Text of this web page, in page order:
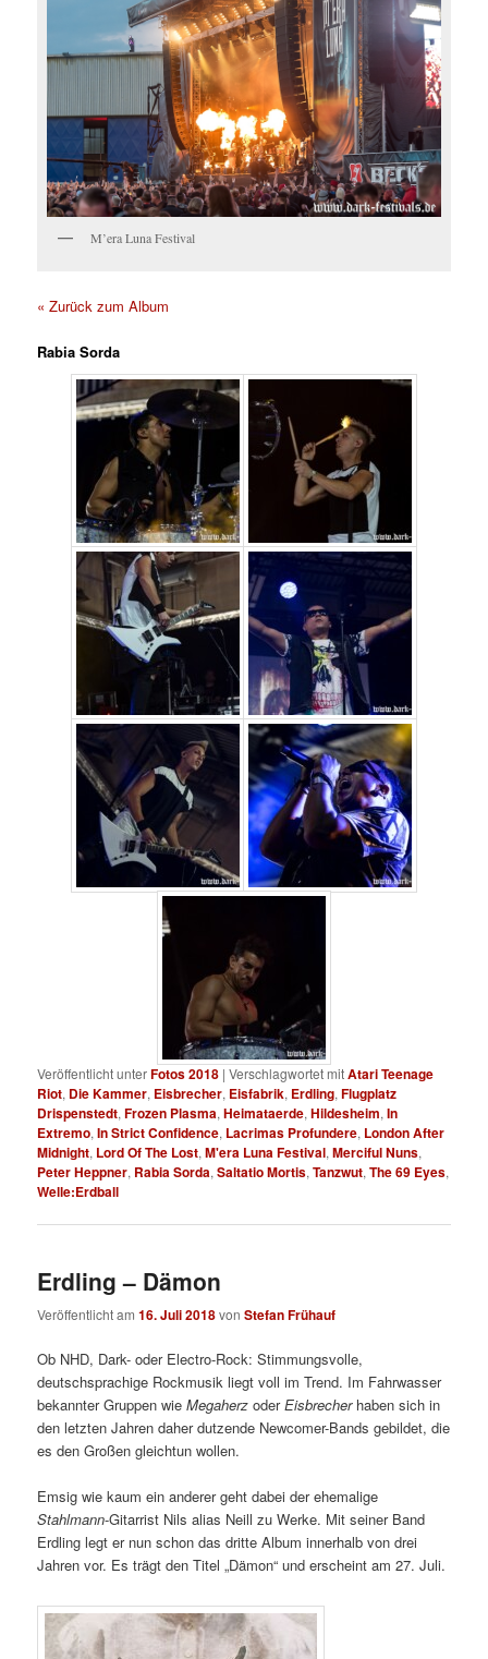
M’era Luna Festival
« Zurück zum Album
Rabia Sorda
Veröffentlicht unterFotos 2018 |Verschlagwortet mitAtari Teenage
Riot, Die Kammer, Eisbrecher, Eisfabrik, Erdling,Flugplatz
Drispenstedt,Frozen Plasma,Heimataerde,Hildesheim,In
Extremo,In Strict Confidence, Lacrimas Profundere, London After
Midnight, Lord Of The Lost,M'era Luna Festival,Merciful Nuns,
Peter Heppner, Rabia Sorda,Saltatio Mortis,Tanzwut,The 69 Eyes,
Welle:Erdball
Erdling – Dämon
Veröffentlicht am16. Juli 2018vonStefan Frühauf
Ob NHD, Dark- oder Electro-Rock: Stimmungsvolle,
deutschsprachige Rockmusik liegt voll im Trend. Im Fahrwasser
bekannter Gruppen wieMegaherz oderEisbrecherhaben sich in
den letzten Jahren daher dutzende Newcomer-Bands gebildet, die
es den Großen gleichtun wollen.
Emsig wie kaum ein anderer geht dabei der ehemalige
Stahlmann-Gitarrist Nils alias Neill zu Werke. Mit seiner Band
Erdling legt er nun schon das dritte Album innerhalb von drei
Jahren vor. Es trägt den Titel „Dämon“ und erscheint am 27. Juli.